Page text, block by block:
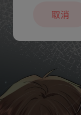
取消